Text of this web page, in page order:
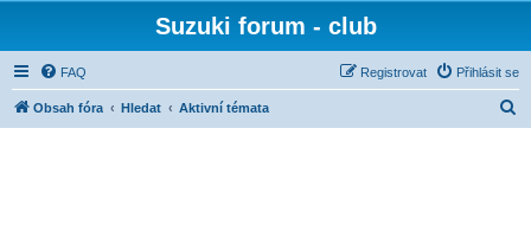
Suzuki forum - club
FAQ Přihlásit se
Registrovat
Obsah fóra Hledat Aktivní témata